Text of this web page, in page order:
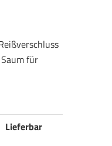
für
Lieferbar